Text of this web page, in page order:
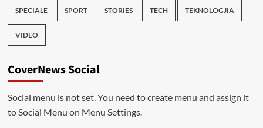
SPECIALE SPORT STORIES TECH TEKNOLOGJIA
VIDEO
CoverNews Social
Social menu is not set. You need to create menu and assign it
to Social Menu on Menu Settings.